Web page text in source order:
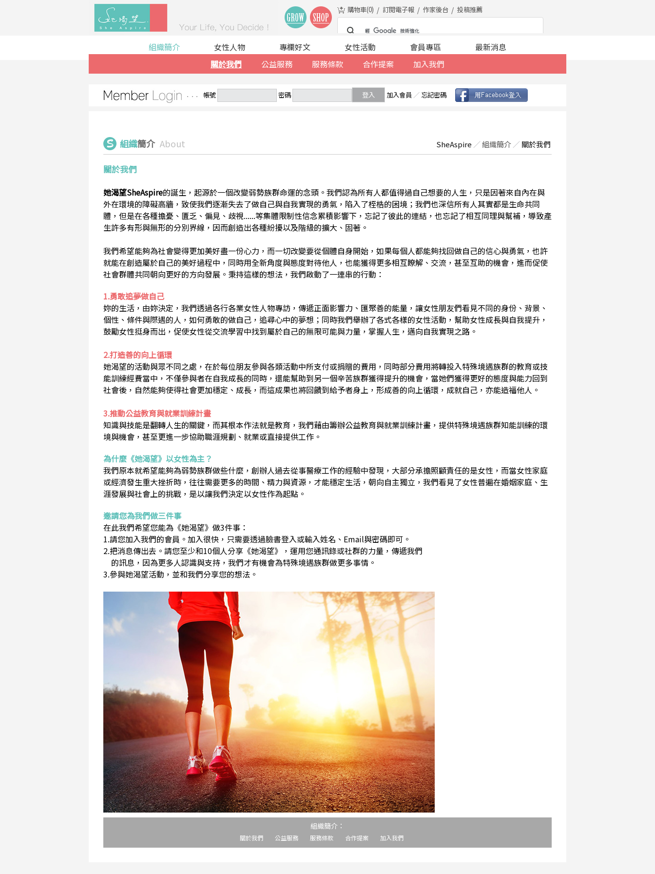
購物車(0) 訂閱電子報 作家後台 投稿推薦
組織簡介
關於我們
公益服務 服務條款 合作提案 加入我們
女性人物 專欄好文 女性活動 會員專區 最新消息
帳號 密碼 登入 加入會員 ／ 忘記密碼
組織簡介 About SheAspire ／組織簡介 ／ 關於我們
關於我們
她渴望SheAspire的誕生，起源於一個改變弱勢族群命運的念頭。我們認為所有人都值得過自己想要的人生，只是因著來自內在與
外在環境的障礙高牆，致使我們逐漸失去了做自己與自我實現的勇氣，陷入了桎梏的困境；我們也深信所有人其實都是生命共同
體，但是在各種擔憂、匱乏、偏見、歧視......等集體限制性信念累積影響下，忘記了彼此的連結，也忘記了相互同理與幫補，導致產
生許多有形與無形的分別界線，因而創造出各種紛擾以及階級的擴大、固著。
我們希望能夠為社會變得更加美好盡一份心力，而一切改變要從個體自身開始，如果每個人都能夠找回做自己的信心與勇氣，也許
就能在創造屬於自己的美好過程中，同時用全新角度與態度對待他人，也能獲得更多相互瞭解、交流，甚至互助的機會，進而促使
社會群體共同朝向更好的方向發展。秉持這樣的想法，我們啟動了一連串的行動：
1.勇敢追夢做自己
妳的生活，由妳決定，我們透過各行各業女性人物專訪，傳遞正面影響力、匯聚善的能量，讓女性朋友們看見不同的身份、背景、
個性、條件與際遇的人，如何勇敢的做自己，追尋心中的夢想；同時我們舉辦了各式各樣的女性活動，幫助女性成長與自我提升，
鼓勵女性挺身而出，促使女性從交流學習中找到屬於自己的無限可能與力量，掌握人生，邁向自我實現之路。
2.打造善的向上循環
她渴望的活動與眾不同之處，在於每位朋友參與各類活動中所支付或捐贈的費用，同時部分費用將轉投入特殊境遇族群的教育或技
能訓練經費當中，不僅參與者在自我成長的同時，還能幫助到另一個辛苦族群獲得提升的機會，當她們獲得更好的態度與能力回到
社會後，自然能夠使得社會更加穩定、成長，而這成果也將回饋到給予者身上，形成善的向上循環，成就自己，亦能造福他人。
3.推動公益教育與就業訓練計畫
知識與技能是翻轉人生的關鍵，而其根本作法就是教育，我們藉由籌辦公益教育與就業訓練計畫，提供特殊境遇族群知能訓練的環
境與機會，甚至更進一步協助職涯規劃、就業或直接提供工作。
為什麼《她渴望》以女性為主？
我們原本就希望能夠為弱勢族群做些什麼，創辦人過去從事醫療工作的經驗中發現，大部分承擔照顧責任的是女性，而當女性家庭
或經濟發生重大挫折時，往往需要更多的時間、精力與資源，才能穩定生活，朝向自主獨立，我們看見了女性普遍在婚姻家庭、生
涯發展與社會上的挑戰，是以讓我們決定以女性作為起點。
邀請您為我們做三件事
在此我們希望您能為《她渴望》做3件事：
1.請您加入我們的會員。加入很快，只需要透過臉書登入或輸入姓名、Email與密碼即可。
2.把消息傳出去。請您至少和10個人分享《她渴望》，運用您通訊錄或社群的力量，傳遞我們
的訊息，因為更多人認識與支持，我們才有機會為特殊境遇族群做更多事情。
3.參與她渴望活動，並和我們分享您的想法。
組織簡介：
關於我們 公益服務 服務條款 合作提案 加入我們